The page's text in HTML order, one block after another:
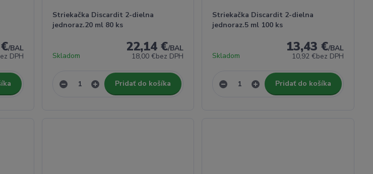
/BAL
DPH
Striekačka Discardit 2-dielna
jednoraz.20 ml 80 ks
22,14 €/BAL
18,00 €bez DPH
Skladom
Pridať do košíka
Striekačka Discardit 2-dielna
jednoraz.5 ml 100 ks
13,43 €/BAL
10,92 €bez DPH
Skladom
Pridať do košíka